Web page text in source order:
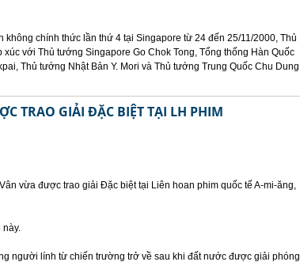
chính thức lần thứ 4 tại Singapore từ 24 đến 25/11/2000, Thủ
với Thủ tướng Singapore Go Chok Tong, Tổng thống Hàn Quốc
Thủ tướng Nhật Bản Y. Mori và Thủ tướng Trung Quốc Chu Dung
TRAO GIẢI ĐẶC BIỆT TẠI LH PHIM
vừa được trao giải Đặc biệt tại Liên hoan phim quốc tế A-mi-ăng,
này.
người lính từ chiến trường trở về sau khi đất nước được giải phóng